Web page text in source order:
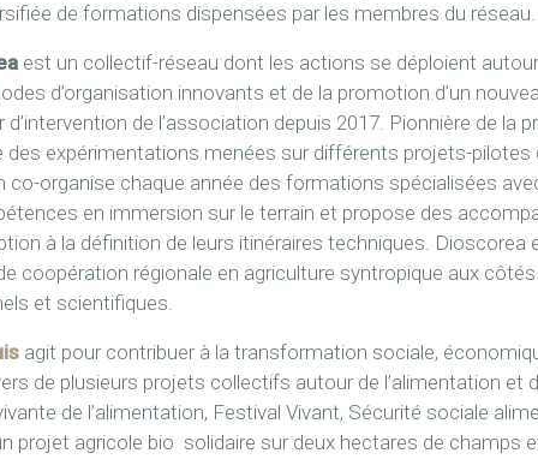
de formations dispensées par les membres du réseau.
est un collectif-réseau dont les actions se déploient
d’organisation innovants et de la promotion d’un
d’intervention de l’association depuis 2017. Pionnière de
expérimentations menées sur différents projets-pilotes
co-organise chaque année des formations spécialisées
en immersion sur le terrain et propose des
à la définition de leurs itinéraires techniques. Dioscorea
coopération régionale en agriculture syntropique aux
et scientifiques.
agit pour contribuer à la transformation sociale,
de plusieurs projets collectifs autour de l’alimentation et
de l’alimentation, Festival Vivant, Sécurité sociale
projet agricole bio solidaire sur deux hectares de champs